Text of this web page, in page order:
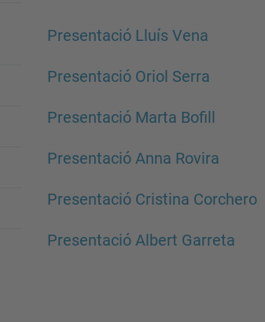
Presentació Lluís Vena
Presentació Oriol Serra
Presentació Marta Bofill
Presentació Anna Rovira
Presentació Cristina Corchero
Presentació Albert Garreta